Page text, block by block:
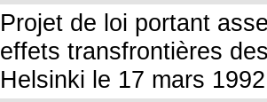
Projet de loi portant
effets transfrontières
Helsinki le 17 mars 1992